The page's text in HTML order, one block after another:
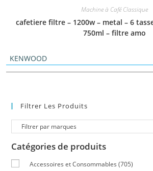
Machine à Café Classique
cafetiere filtre – 1200w – metal – 6
750ml – filtre amo
KENWOOD
Filtrer Les Produits
Catégories de produits
Accessoires et Consommables (705)